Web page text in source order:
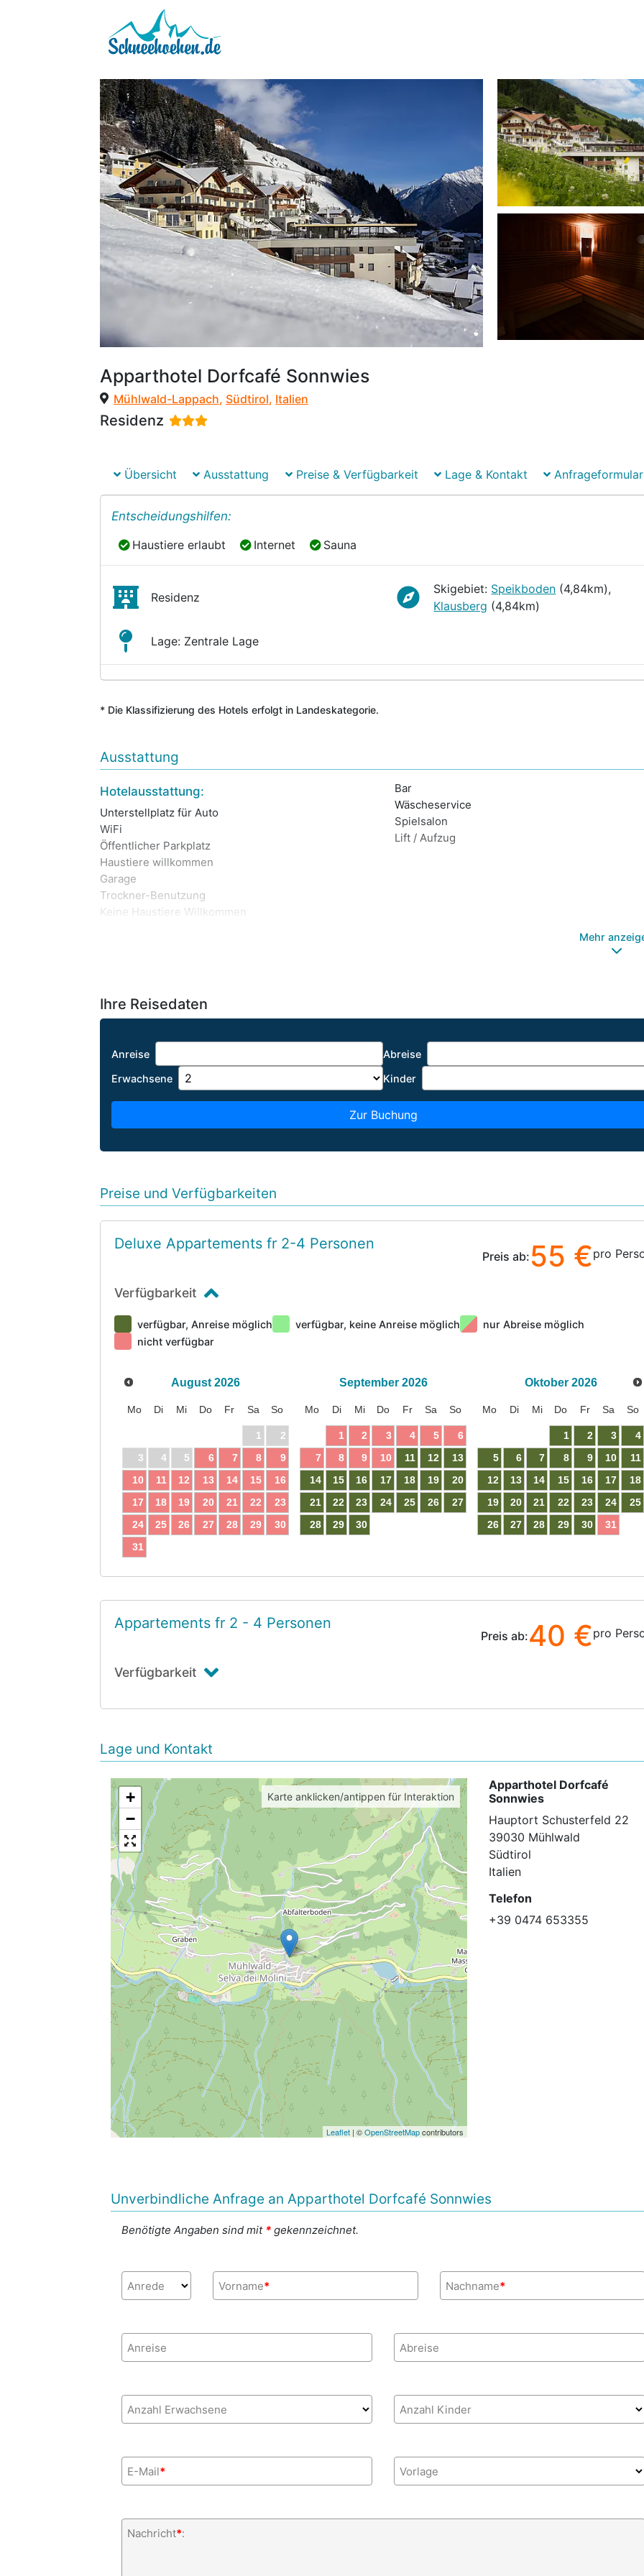
Apparthotel Dorfcafé Sonnwies
Mühlwald-Lappach, Südtirol, Italien
Residenz
Übersicht Ausstattung Preise & Verfügbarkeit Lage & Kontakt Anfrageformular
Entscheidungshilfen:
Haustiere erlaubt
Haustiere erlaubt Internet
Internet Sauna
Sauna
Residenz
Skigebiet: Speikboden (4,84km),
Klausberg (4,84km)
Lage: Zentrale Lage
* Die Klassifizierung des Hotels erfolgt in Landeskategorie.
Ausstattung
Hotelausstattung:
Unterstellplatz für Auto
WiFi
Öffentlicher Parkplatz
Haustiere willkommen
Garage
Trockner-Benutzung
Keine Haustiere Willkommen
Bar
Wäscheservice
Spielsalon
Lift / Aufzug
Mehr
Ihre Reisedaten
Anreise
Abreise
Erwachsene
Kinder
Zur Buchung
Preise und Verfügbarkeiten
Deluxe Appartements fr 2-4 Personen
Preis ab: 55 €pro
Verfügbarkeit
verfügbar, Anreise möglich verfügbar, keine Anreise möglich
nur Abreise möglich
nicht verfügbar
August 2026
Mo Di Mi Do Fr Sa So
1
2
3
4 5 6 7 8
9
10
11 12 13 14 15
16
17
18 19 20 21 22
23
24
25 26 27 28 29
30
31
September 2026
Mo Di Mi Do Fr Sa So
1 2 3 4 5
6
7
8 9 10 11 12
13
14
15 16 17 18 19
20
21
22 23 24 25 26
27
28
29 30
Oktober 2026
Mo Di Mi Do Fr Sa So
1 2 3
4
5
6 7 8 9 10
11
12
13 14 15 16 17
18
19
20 21 22 23 24
25
26
27 28 29 30 31
Appartements fr 2 - 4 Personen
Preis ab:40 €pro
Verfügbarkeit
Lage und Kontakt
+
−
Leaflet| ©OpenStreetMapcontributors
Karte anklicken/antippen für Interaktion
Apparthotel Dorfcafé
Sonnwies
Hauptort Schusterfeld 22
39030 Mühlwald
Südtirol
Italien
Telefon
+39 0474 653355
Unverbindliche Anfrage an Apparthotel Dorfcafé Sonnwies
Benötigte Angaben sind mit * gekennzeichnet.
Anrede Vorname* Nachname*
Anreise Abreise
Anzahl Erwachsene Anzahl Kinder
E-Mail* Vorlage
Nachricht*: